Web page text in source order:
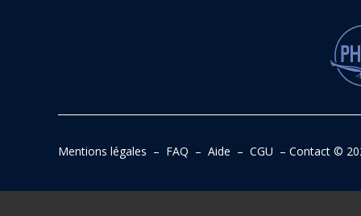
Mentions légales – FAQ – Aide – CGU – Contact©